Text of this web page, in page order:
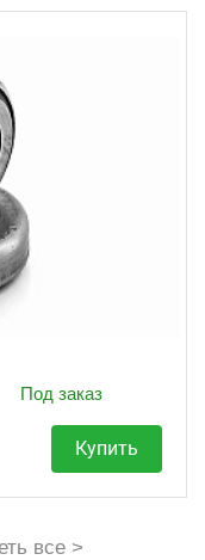
Под заказ
Купить
все >